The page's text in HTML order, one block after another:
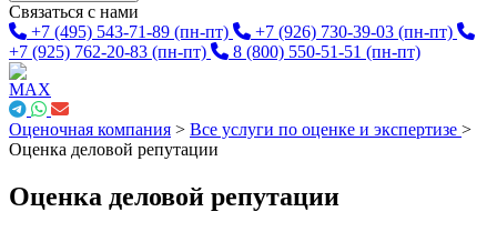
Связаться с нами
+7 (495) 543-71-89 (пн-пт) +7 (926) 730-39-03 (пн-пт)
+7 (925) 762-20-83 (пн-пт) 8 (800) 550-51-51 (пн-пт)
Оценочная компания > Все услуги по оценке и экспертизе >
Оценка деловой репутации
Оценка деловой репутации